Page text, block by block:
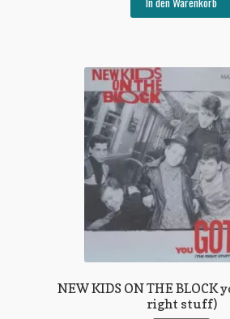
€8,00
NEW KIDS ON THE BLOCK
right stuff)